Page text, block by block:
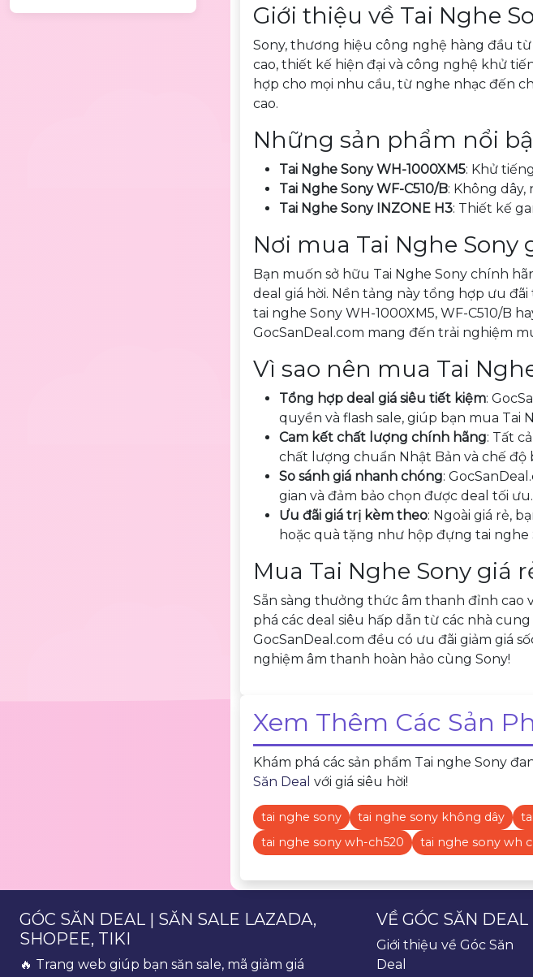
Giới thiệu về Tai Nghe
Sony, thương hiệu công nghệ hàng đầu
cao, thiết kế hiện đại và công nghệ khử
hợp cho mọi nhu cầu, từ nghe nhạc đến
cao.
Những sản phẩm nổi
Tai Nghe Sony WH-1000XM5: Khử
Tai Nghe Sony WF-C510/B: Không
Tai Nghe Sony INZONE H3: Thiết kế
Nơi mua Tai Nghe Sony
Bạn muốn sở hữu Tai Nghe Sony chính
deal giá hời. Nền tảng này tổng hợp ưu
tai nghe Sony WH-1000XM5, WF-C510/B
GocSanDeal.com mang đến trải nghiệm
Vì sao nên mua Tai
Tổng hợp deal giá siêu tiết kiệm:
quyền và flash sale, giúp bạn mua Tai
Cam kết chất lượng chính hãng: Tất
chất lượng chuẩn Nhật Bản và chế độ
So sánh giá nhanh chóng:
gian và đảm bảo chọn được deal tối ưu.
Ưu đãi giá trị kèm theo: Ngoài giá rẻ,
hoặc quà tặng như hộp đựng tai
Mua Tai Nghe Sony giá
Sẵn sàng thưởng thức âm thanh đỉnh cao
phá các deal siêu hấp dẫn từ các nhà
GocSanDeal.com đều có ưu đãi giảm giá
nghiệm âm thanh hoàn hảo cùng Sony!
Xem Thêm Các Sản
Khám phá các sản phẩm Tai nghe Sony
Săn Deal với giá siêu hời!
tai nghe sony tai nghe sony không dây
tai nghe sony wh-ch520
tai nghe sony wh
GÓC SĂN DEAL | SĂN SALE LAZADA,
SHOPEE, TIKI
🔥 Trang web giúp bạn săn sale, mã giảm giá
VỀ GÓC SĂN DEAL
Giới thiệu về Góc Săn
Deal